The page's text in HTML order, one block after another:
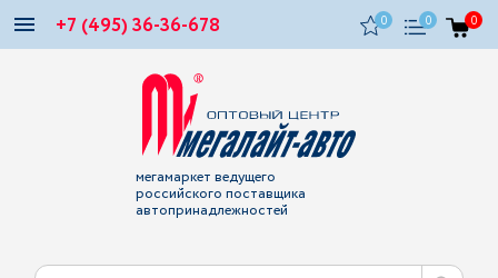
+7 (495) 36-36-678 0 0 0
мегамаркет ведущего
российского поставщика
автопринадлежностей